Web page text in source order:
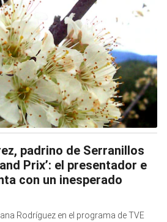
padrino de Serranillos
Prix’: el presentador e
con un inesperado
Rodríguez en el programa de TVE